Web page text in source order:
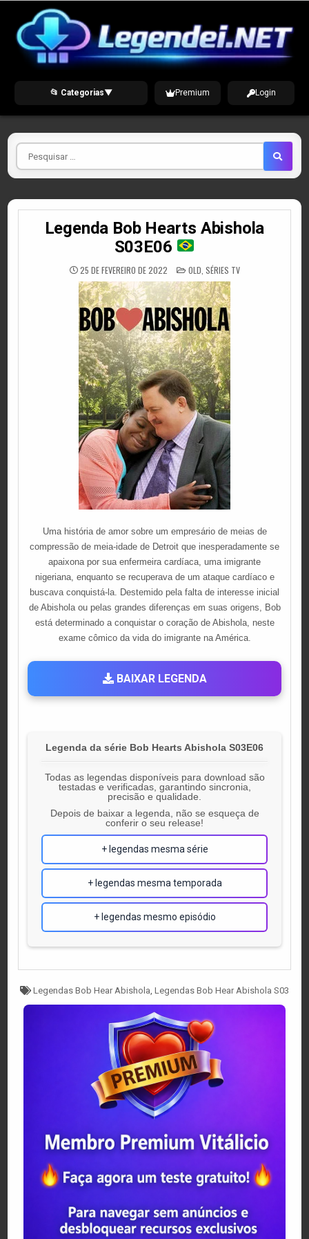
content
📂 Categorias▼ Premium Login
Pesquisar
por
Legenda Bob Hearts Abishola
S03E06
25 DE FEVEREIRO DE 2022 POSTED
IN
OLD SÉRIES TV
Uma história de amor sobre um empresário de meias de
compressão de meia-idade de Detroit que inesperadamente se
apaixona por sua enfermeira cardíaca, uma imigrante
nigeriana, enquanto se recuperava de um ataque cardíaco e
buscava conquistá-la. Destemido pela falta de interesse inicial
de Abishola ou pelas grandes diferenças em suas origens, Bob
está determinado a conquistar o coração de Abishola, neste
exame cômico da vida do imigrante na América.
BAIXAR LEGENDA
Legenda da série Bob Hearts Abishola S03E06
Todas as legendas disponíveis para download são
testadas e verificadas, garantindo sincronia,
precisão e qualidade.
Depois de baixar a legenda, não se esqueça de
conferir o seu release!
+ legendas mesma série
+ legendas mesma temporada
+ legendas mesmo episódio
Tagged
Legendas Bob Hear Abishola Legendas Bob Hear Abishola S03